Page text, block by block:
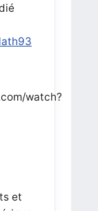
watch?
et